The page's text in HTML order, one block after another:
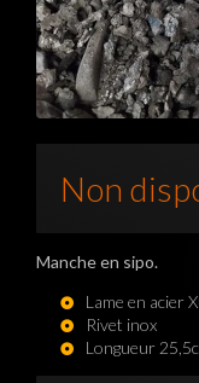
Non
Manche en sipo.
Lame en acier
Rivet inox
Longueur